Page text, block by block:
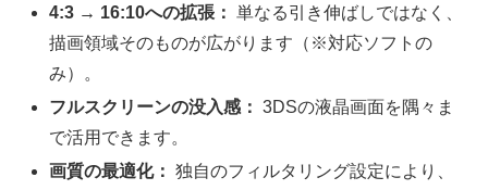
4:3 → 16:10への拡張： 単なる引き伸ばしではなく、
描画領域そのものが広がります（※対応ソフトの
み）。
フルスクリーンの没入感： 3DSの液晶画面を隅々ま
で活用できます。
画質の最適化： 独自のフィルタリング設定により、